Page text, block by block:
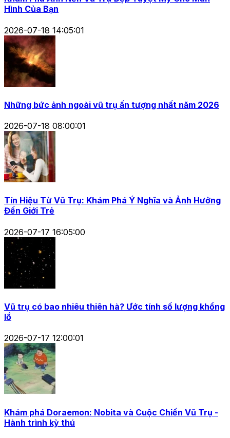
Hình Của Bạn
2026-07-18 14:05:01
Những bức ảnh ngoài vũ trụ ấn tượng nhất năm 2026
2026-07-18 08:00:01
Tín Hiệu Từ Vũ Trụ: Khám Phá Ý Nghĩa và Ảnh Hưởng
Đến Giới Trẻ
2026-07-17 16:05:00
Vũ trụ có bao nhiêu thiên hà? Ước tính số lượng khổng
lồ
2026-07-17 12:00:01
Khám phá Doraemon: Nobita và Cuộc Chiến Vũ Trụ -
Hành trình kỳ thú